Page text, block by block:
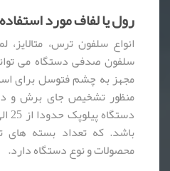
رول یا لفاف مورد
انواع سلفون ترس،
سلفون صدفی دستگاه می
مجهز به چشم فتوسل برای
منظور تشخیص جای برش و
باشد. که تعداد بسته های
محصولات و نوع دستگاه دارد.